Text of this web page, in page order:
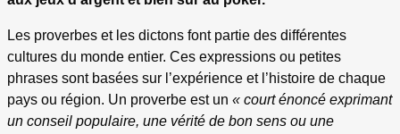
Les proverbes et les dictons font partie des différentes
cultures du monde entier. Ces expressions ou petites
phrases sont basées sur l’expérience et l’histoire de chaque
pays ou région. Un proverbe est un « court énoncé exprimant
un conseil populaire, une vérité de bon sens ou une